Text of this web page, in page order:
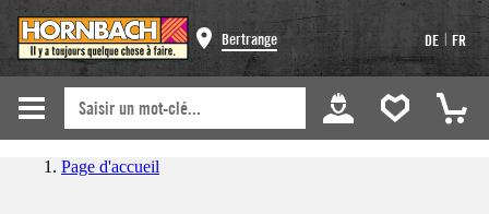
Bertrange DE | FR
Page d'accueil